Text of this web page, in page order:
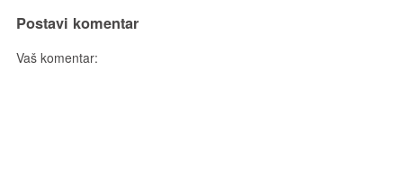
Postavi komentar
Vaš komentar: